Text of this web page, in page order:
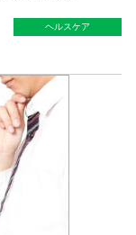
ヘルスケア